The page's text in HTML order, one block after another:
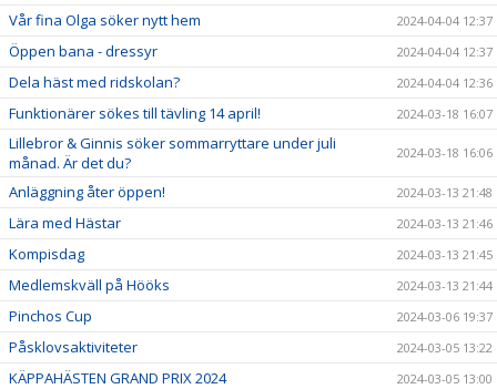
Vår fina Olga söker nytt hem 2024-04-04 12:37
Öppen bana - dressyr 2024-04-04 12:37
Dela häst med ridskolan? 2024-04-04 12:36
Funktionärer sökes till tävling 14 april! 2024-03-18 16:07
Lillebror & Ginnis söker sommarryttare under juli
månad. Är det du?
2024-03-18 16:06
Anläggning åter öppen! 2024-03-13 21:48
Lära med Hästar 2024-03-13 21:46
Kompisdag 2024-03-13 21:45
Medlemskväll på Hööks 2024-03-13 21:44
Pinchos Cup 2024-03-06 19:37
Påsklovsaktiviteter 2024-03-05 13:22
KÄPPAHÄSTEN GRAND PRIX 2024 2024-03-05 13:00